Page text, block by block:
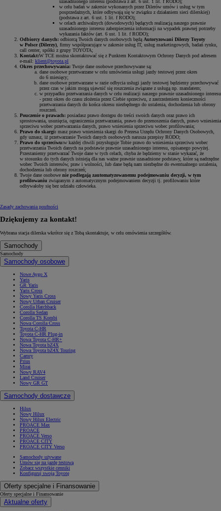
w celu badań w zakresie wykonanych przez Dilerów umów i usług w tym
posprzedażnych, które odbywają się w związku z działaniem sieci dilerskiej)
(podstawa z art. 6 ust. 1 lit. f RODO);
w celach archiwalnych (dowodowych) będących realizacją naszego prawnie
uzasadnionego interesu zabezpieczenia informacji na wypadek prawnej potrzeby
wykazania faktów (art. 6 ust. 1 lit. f RODO);
Odbiorcy danych: odbiorcą Twoich danych osobowych będą Autoryzowani Dilerzy Toyoty
w Polsce (Dilerzy) , firmy współpracujące w zakresie usług IT, usług marketingowych, badań rynku,
call center, spółki z grupy TOYOTA;
Kontakt:W TCE można skontaktować się z Punktem Kontaktowym Ochrony Danych pod adresem
e-mail: klient@toyota.pl
Okres przechowywania: Twoje dane osobowe przechowywane są:
dane osobowe przetwarzane w celu umówienia usługi jazdy testowej przez okres
do 6 miesięcy;
dane osobowe przetwarzane w razie odbycia usługi jazdy testowej będziemy przechowywać
przez czas w jakim mogą ujawnić się roszczenia związane z usługą np. mandatem;
w przypadku przetwarzania danych w celu realizacji naszego prawnie uzasadnionego interesu
- przez okres do czasu złożenia przez Ciebie sprzeciwu, z zastrzeżeniem konieczności
przetwarzania danych do końca okresu niezbędnego do ustalenia, dochodzenia lub obrony
roszczeń.
Pouczenie o prawach: posiadasz prawo dostępu do treści swoich danych oraz prawo ich
sprostowania, usunięcia, ograniczenia przetwarzania, prawo do przenoszenia danych, prawo wniesienia
sprzeciwu wobec przetwarzania danych, prawo wniesienia sprzeciwu wobec profilowania;
Prawo do skargi: masz prawo wniesienia skargi do Prezesa Urzędu Ochrony Danych Osobowych,
gdy uznasz, iż przetwarzanie Twoich danych osobowych narusza przepisy RODO;
Prawo do sprzeciwu:w każdej chwili przysługuje Tobie prawo do wniesienia sprzeciwu wobec
przetwarzania Twoich danych na podstawie prawnie uzasadnionego interesu, opisanego powyżej.
Przestaniemy przetwarzać Twoje dane w tych celach, chyba że będziemy w stanie wykazać, że
w stosunku do tych danych istnieją dla nas ważne prawnie uzasadnione podstawy, które są nadrzędne
wobec Twoich interesów, praw i wolności, lub dane będą nam niezbędne do ewentualnego ustalenia,
dochodzenia lub obrony roszczeń;
Twoje dane osobowe nie podlegają zautomatyzowanemu podejmowaniu decyzji, w tym
profilowaniu związanym z automatycznym podejmowaniem decyzji tj. profilowaniu które
odbywałoby się bez udziału człowieka.
Zasady zachowania poufności
Dziękujemy za kontakt!
Wybrana stacja dilerska wkrótce się z Tobą skontaktuje, w celu omówienia szczegółów.
Samochody
Samochody
Samochody osobowe
Nowe Aygo X
Yaris
GR Yaris
Yaris Cross
Nowy Yaris Cross
Nowy Urban Cruiser
Corolla Hatchback
Corolla Sedan
Corolla TS Kombi
Nowa Corolla Cross
Toyota C-HR
Toyota C-HR Plug-in
Nowa Toyota C-HR+
Nowa Toyota bZ4X
Nowa Toyota bZ4X Touring
Camry
Prius
Mirai
Nowy RAV4
Land Cruiser
Nowy GR GT
Samochody dostawcze
Hilux
Nowy Hilux
Nowy Hilux Electric
PROACE Max
PROACE
PROACE Verso
PROACE CITY
PROACE CITY Verso
Samochody używane
Umów się na jazdę testową
Zobacz wszystkie cenniki
Konfiguruj swoją Toyotę
Oferty specjalne i Finansowanie
Oferty specjalne i Finansowanie
Aktualne oferty